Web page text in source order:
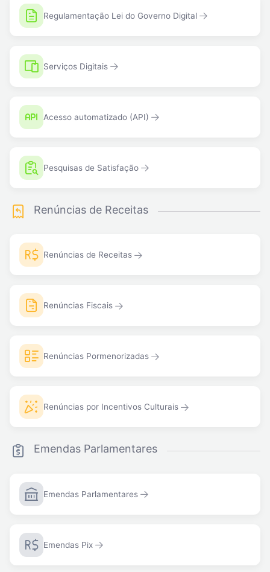
Regulamentação Lei do Governo Digital
Serviços Digitais
Acesso automatizado (API)
Pesquisas de Satisfação
Renúncias de Receitas
Renúncias de Receitas
Renúncias Fiscais
Renúncias Pormenorizadas
Renúncias por Incentivos Culturais
Emendas Parlamentares
Emendas Parlamentares
Emendas Pix